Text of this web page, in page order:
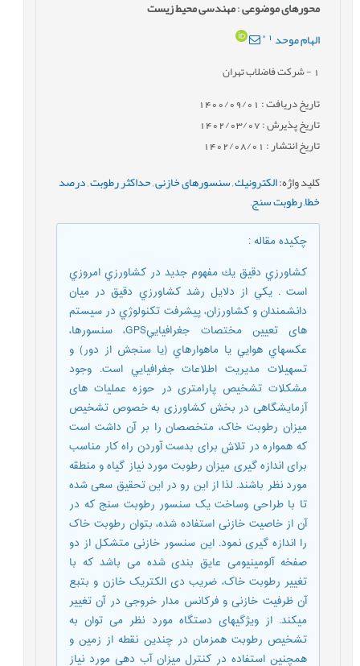
محورهای موضوعی:مهندسی محیط زیست
الهام موحد *
- شرکت فاضلاب تهران
تاریخ دریافت : 1400/09/01
تاریخ پذیرش : 1402/03/07
تاریخ انتشار : 1402/08/01
کلید واژه:الكترونيك,سنسورهای خازنی,حداکثر رطوبت,درصد
خطا,رطوبت سنج,
چکیده مقاله:
كشاورزي دقيق يك مفهوم جديد در كشاورزي امروزي
است . يكي از دلايل رشد كشاورزي دقيق در ميان
دانشمندان و كشاورزان، پيشرفت تكنولوژي در سيستم
های تعيين مختصات جغرافياييGPS، سنسورها،
عكسهاي هوايي يا ماهواره‏اي (يا سنجش از دور) و
تسهيلات مديريت اطلاعات جغرافيايي است. وجود
مشکلات تشخیص پارامتری در حوزه عملیات های
آزمایشگاهی در بخش کشاورزی به خصوص تشخیص
میزان رطوبت خاک، متخصصان را بر آن داشت است
که همواره در تلاش برای بدست آوردن راه کار مناسب
برای اندازه گیری میزان رطوبت مورد نیاز گیاه و منطقه
مورد نظر باشند. لذا از این رو در این تحقیق سعی شده
تا با طراحی وساخت یک سنسور رطوبت سنج که در
آن از خاصیت خازنی استفاده شده، بتوان رطوبت خاک
را اندازه گیری نمود. این سنسور خازنی متشکل از دو
صفخه آلومینیومی عایق بندی شده می باشد که با
تغییر رطوبت خاک، ضریب دی الکتریک خازن و بتبع
آن ظرفیت خازنی و فرکانس مدار خروجی در آن تغییر
میکند. از ویژگیهای دستگاه مورد نظر می توان به
تشخیص رطوبت همزمان در چندین نقطه از زمین و
همچنین استفاده در کنترل میزان آب دهی مورد نیاز